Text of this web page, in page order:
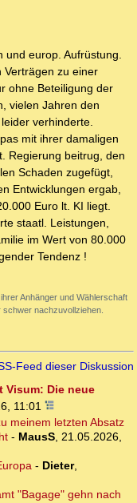
und europ. Aufrüstung.
Verträgen zu einer
ohne Beteiligung der
vielen Jahren den
verhinderte.
mit ihrer damaligen
Regierung beitrug, den
Schaden zugefügt,
Entwicklungen ergab,
Euro lt. KI liegt.
staatl. Leistungen,
im Wert von 80.000
Tendenz !
Anhänger und Wählerschaft
nachzuvollziehen.
Feed dieser Diskussion
Visum: Die neue
11:01
meinem letzten Absatz
- MausS, 21.05.2026,
- Dieter,
"Bagage" gehn nach